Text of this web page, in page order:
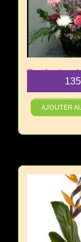
Panier
maternelle
AJOUTER